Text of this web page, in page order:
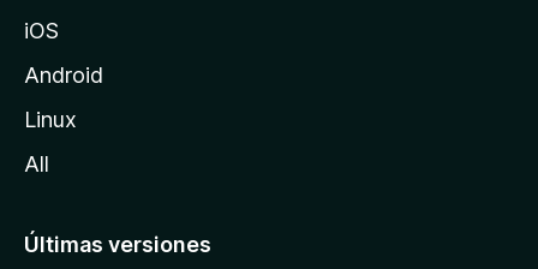
i
l
iOS
Android
Linux
All
Últimas versiones